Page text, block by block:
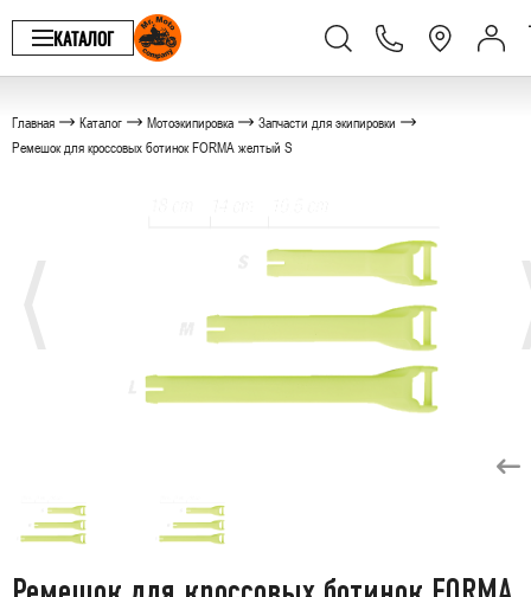
КАТАЛОГ
Главная Каталог Мотоэкипировка
Запчасти для экипировки
Ремешок для кроссовых ботинок FORMA желтый S